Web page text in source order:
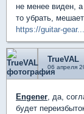
не менее виден,
то убрать,
https://guitar-
TrueVAL
06 апреля
Engener , да,
будет